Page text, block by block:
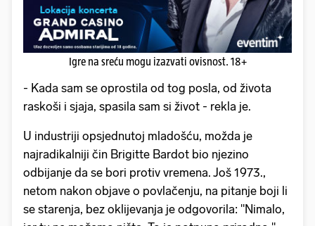
Igre na sreću mogu izazvati ovisnost. 18+
- Kada sam se oprostila od tog posla, od života
raskoši i sjaja, spasila sam si život - rekla je.
U industriji opsjednutoj mladošću, možda je
najradikalniji čin Brigitte Bardot bio njezino
odbijanje da se bori protiv vremena. Još 1973.,
netom nakon objave o povlačenju, na pitanje boji li
se starenja, bez oklijevanja je odgovorila: "Nimalo,